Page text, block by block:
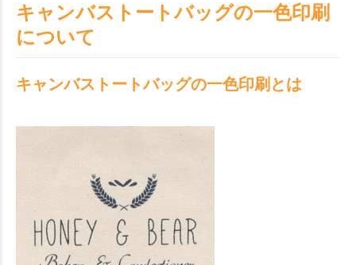
キャンバストートバッグの一色印刷
について
キャンバストートバッグの一色印刷とは